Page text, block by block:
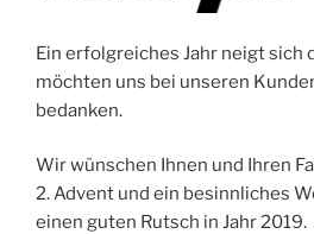
Ein erfolgreiches Jahr neigt sich
möchten uns bei unseren
bedanken.
Wir wünschen Ihnen und Ihren
2. Advent und ein besinnliches
einen guten Rutsch in Jahr 2019.